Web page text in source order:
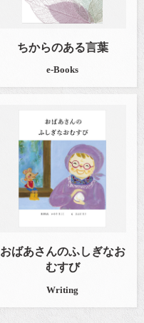
ちからのある言葉
e-Books
おばあさんのふしぎなお
むすび
Writing